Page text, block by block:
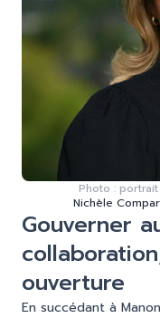
Photo :
Nichèle
Gouverner
ouverture
En succédant à